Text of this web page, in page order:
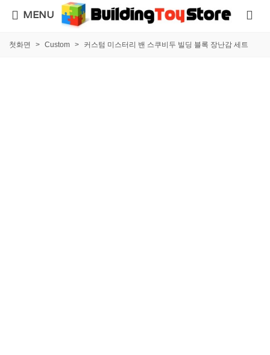
MENU
첫화면 > Custom > 커스텀 미스터리 밴 스쿠비두 빌딩 블록 장난감 세트